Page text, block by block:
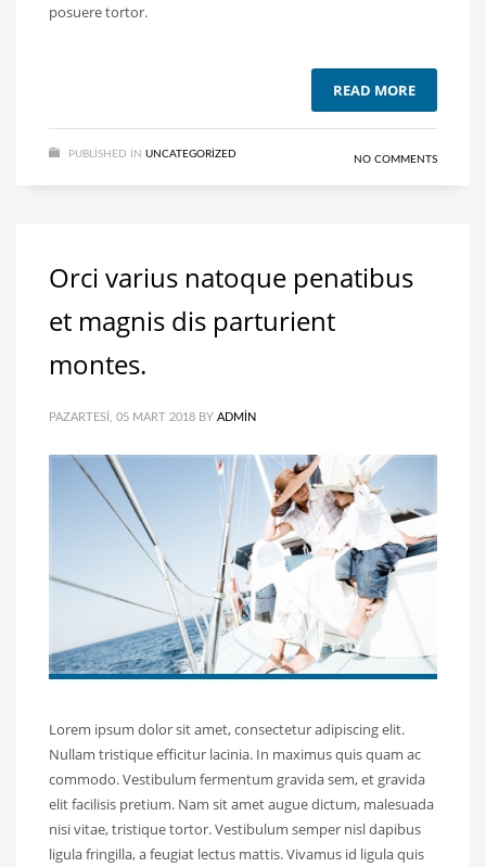
posuere tortor.
READ MORE
PUBLISHED IN UNCATEGORIZED NO COMMENTS
Orci varius natoque penatibus
et magnis dis parturient
montes.
PAZARTESI, 05 MART 2018 BY ADMIN
Lorem ipsum dolor sit amet, consectetur adipiscing elit.
Nullam tristique efficitur lacinia. In maximus quis quam ac
commodo. Vestibulum fermentum gravida sem, et gravida
elit facilisis pretium. Nam sit amet augue dictum, malesuada
nisi vitae, tristique tortor. Vestibulum semper nisl dapibus
ligula fringilla, a feugiat lectus mattis. Vivamus id ligula quis